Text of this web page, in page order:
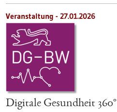
Veranstaltung - 27.01.2026
Digitale Gesundheit 360°